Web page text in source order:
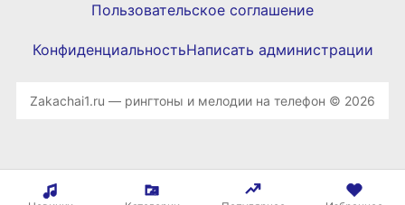
Пользовательское соглашение
КонфиденциальностьНаписать администрации
Zakachai1.ru — рингтоны и мелодии на телефон © 2026